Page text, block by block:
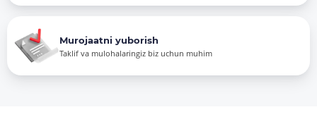
Murojaatni yuborish
Taklif va mulohalaringiz biz uchun muhim